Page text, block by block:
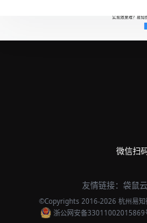
实现效果难？易知
微信扫
友情链接： 袋鼠云
©Copyrights 2016-2026 杭州易
浙公网安备33011002015869